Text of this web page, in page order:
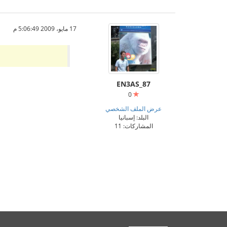
EN3AS_87
0
عرض الملف الشخصي
البلد: إسبانيا
المشاركات: 11
17 مايو، 2009 5:06:49 م